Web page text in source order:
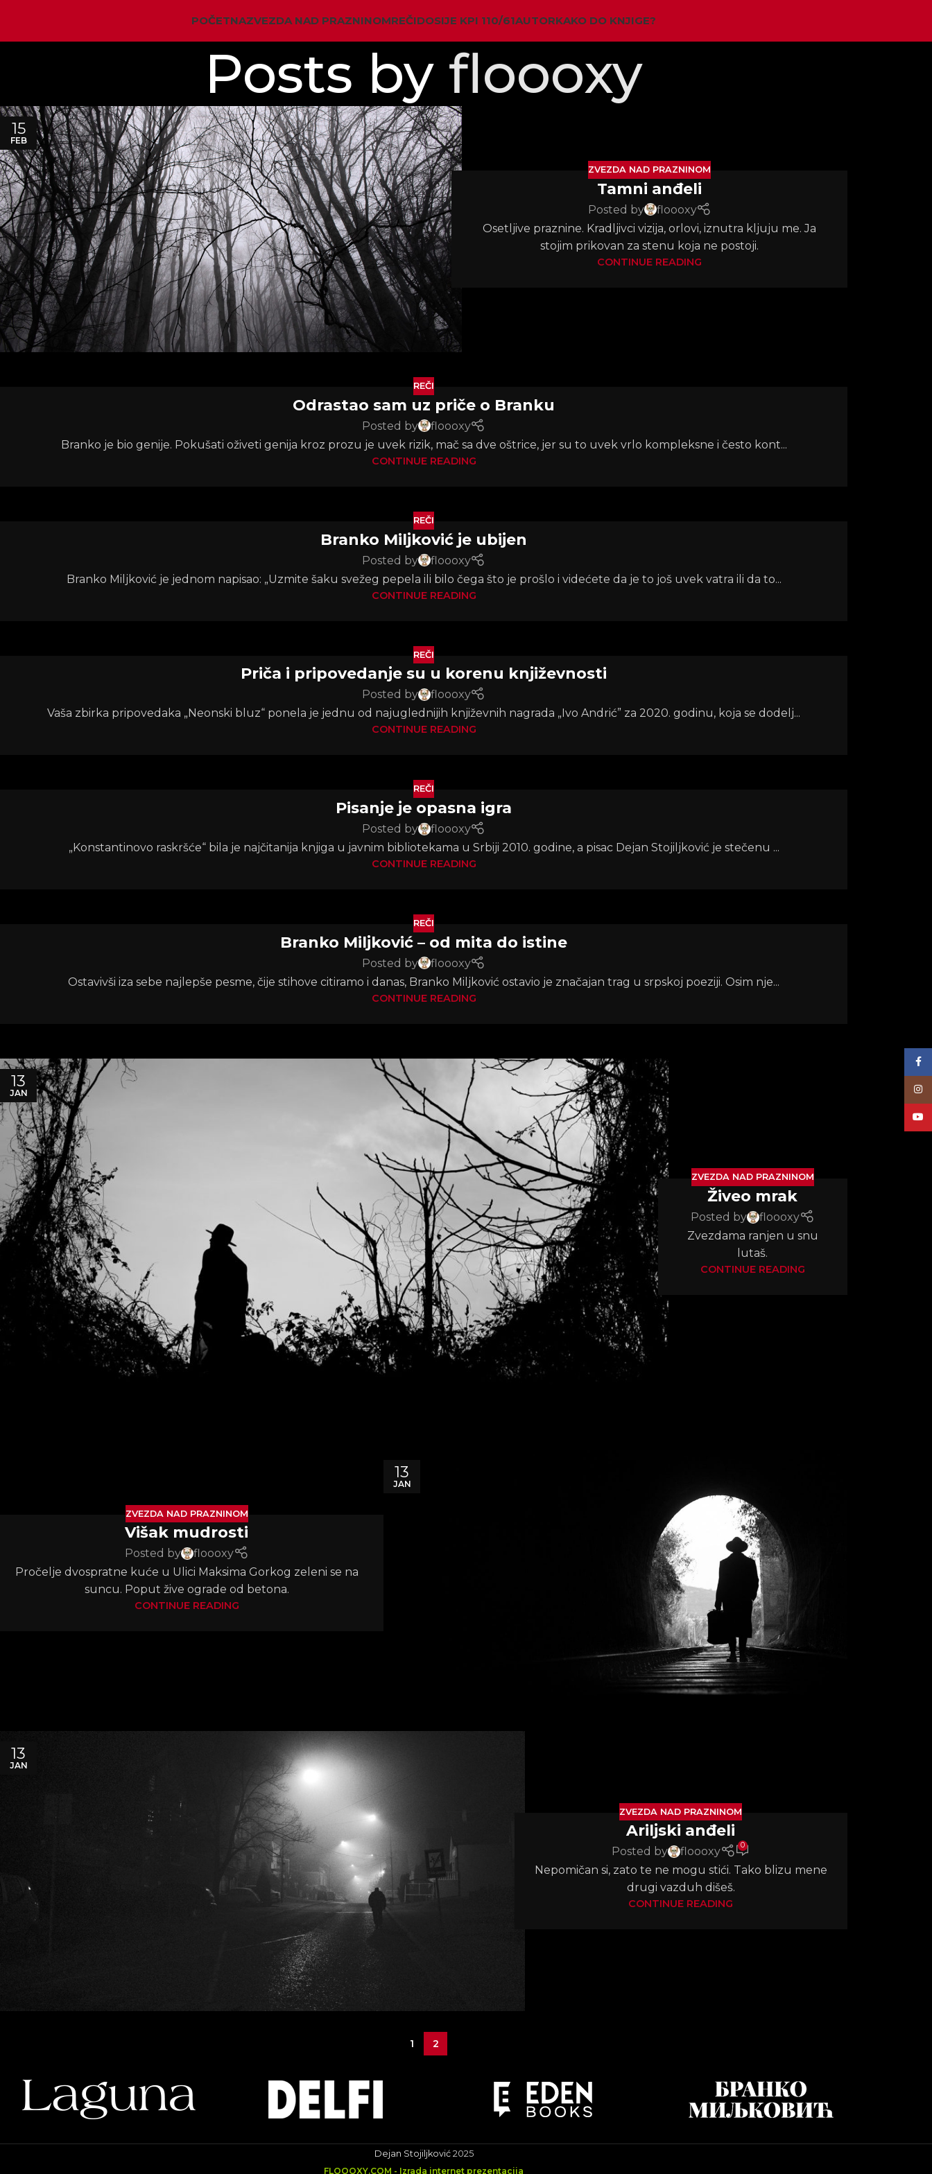
POČETNAZVEZDA NAD PRAZNINOMREČIDOSIJE KPI 110/61AUTORKAKO DO KNJIGE?
Posts by floooxy
15
FEB
ZVEZDA NAD PRAZNINOM
Tamni anđeli
Posted by
floooxy
Osetljive praznine. Kradljivci vizija, orlovi, iznutra kljuju me. Ja
stojim prikovan za stenu koja ne postoji.
CONTINUE READING
REČI
Odrastao sam uz priče o Branku
Posted by
floooxy
Branko je bio genije. Pokušati oživeti genija kroz prozu je uvek rizik, mač sa dve oštrice, jer su to uvek vrlo kompleksne i često kont...
CONTINUE READING
REČI
Branko Miljković je ubijen
Posted by
floooxy
Branko Miljković je jednom napisao: „Uzmite šaku svežeg pepela ili bilo čega što je prošlo i videćete da je to još uvek vatra ili da to...
CONTINUE READING
REČI
Priča i pripovedanje su u korenu književnosti
Posted by
floooxy
Vaša zbirka pripovedaka „Neonski bluz“ ponela je jednu od najuglednijih književnih nagrada „Ivo Andrić” za 2020. godinu, koja se dodelj...
CONTINUE READING
REČI
Pisanje je opasna igra
Posted by
floooxy
„Konstantinovo raskršće“ bila je najčitanija knjiga u javnim bibliotekama u Srbiji 2010. godine, a pisac Dejan Stojiljković je stečenu ...
CONTINUE READING
REČI
Branko Miljković – od mita do istine
Posted by
floooxy
Ostavivši iza sebe najlepše pesme, čije stihove citiramo i danas, Branko Miljković ostavio je značajan trag u srpskoj poeziji. Osim nje...
CONTINUE READING
13
JAN
ZVEZDA NAD PRAZNINOM
Živeo mrak
Posted by
floooxy
Zvezdama ranjen u snu
lutaš.
CONTINUE READING
13
JAN
ZVEZDA NAD PRAZNINOM
Višak mudrosti
Posted by
floooxy
Pročelje dvospratne kuće u Ulici Maksima Gorkog zeleni se na
suncu. Poput žive ograde od betona.
CONTINUE READING
13
JAN
ZVEZDA NAD PRAZNINOM
Ariljski anđeli
Posted by floooxy 0
Nepomičan si, zato te ne mogu stići. Tako blizu mene
drugi vazduh dišeš.
CONTINUE READING
1 2
Dejan Stojiljković2025
FLOOOXY.COM - Izrada internet prezentacija